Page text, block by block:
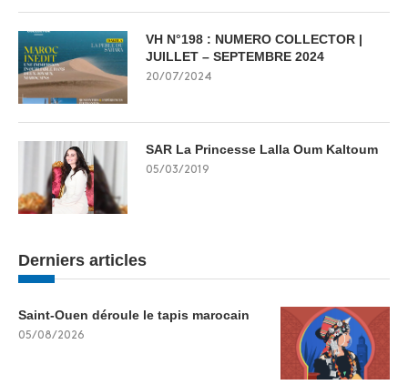
VH N°198 : NUMERO COLLECTOR |
JUILLET – SEPTEMBRE 2024
20/07/2024
SAR La Princesse Lalla Oum Kaltoum
05/03/2019
Derniers articles
Saint-Ouen déroule le tapis marocain
05/08/2026